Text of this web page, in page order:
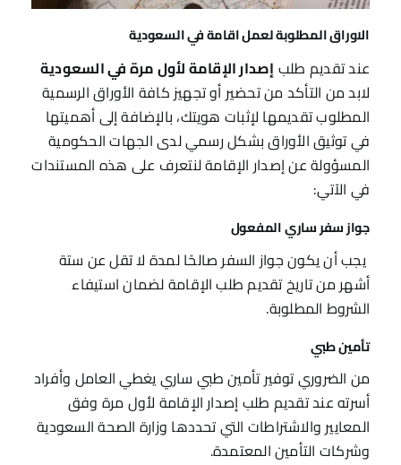
الاوراق المطلوبة لعمل اقامة في السعودية
عند تقديم طلب إصدار الإقامة لأول مرة في السعودية
لابد من التأكد من تحضير أو تجهيز كافة الأوراق الرسمية
المطلوب تقديمها لإثبات هويتك، بالإضافة إلى أهميتها
في توثيق الأوراق بشكل رسمي لدى الجهات الحكومية
المسؤولة عن إصدار الإقامة لنتعرف على هذه المستندات
في الآتي:
جواز سفر ساري المفعول
يجب أن يكون جواز السفر صالحًا لمدة لا تقل عن ستة
أشهر من تاريخ تقديم طلب الإقامة لضمان استيفاء
الشروط المطلوبة.
تأمين طبي
من الضروري توفير تأمين طبي ساري يغطي العامل وأفراد
أسرته عند تقديم طلب إصدار الإقامة لأول مرة وفق
المعايير والاشتراطات التي تحددها وزارة الصحة السعودية
وشركات التأمين المعتمدة.